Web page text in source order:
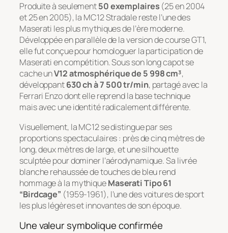
Produite à seulement50 exemplaires (25 en 2004
et 25 en 2005), la MC12 Stradale reste l’une des
Maserati les plus mythiques de l’ère moderne.
Développée en parallèle de la version de course GT1,
elle fut conçue pour homologuer la participation de
Maserati en compétition. Sous son long capot se
cache unV12 atmosphérique de 5 998 cm³,
développant630 ch à 7 500 tr/min, partagé avec la
Ferrari Enzo dont elle reprend la base technique
mais avec une identité radicalement différente.
Visuellement, la MC12 se distingue par ses
proportions spectaculaires : près de cinq mètres de
long, deux mètres de large, et une silhouette
sculptée pour dominer l’aérodynamique. Sa livrée
blanche rehaussée de touches de bleu rend
hommage à la mythiqueMaserati Tipo 61
“Birdcage” (1959-1961), l’une des voitures de sport
les plus légères et innovantes de son époque.
Une valeur symbolique confirmée